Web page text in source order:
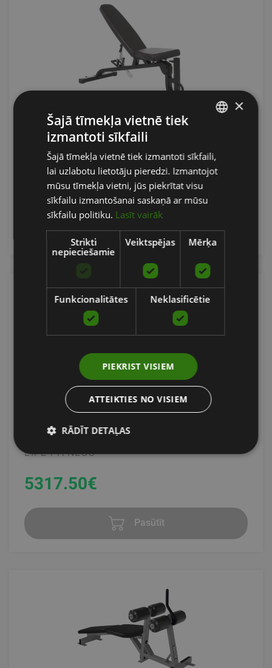
REGULĒJAMS TRENIŅU SOLS FT1
CENTR
353.05€
HAMMER STRENGTH BODY WEIGHT GLUTE/HAM
BENCH - FIXED PAD
LIFE FITNESS
5317.50€
Pasūtīt
ENGLISH
RUSSIAN
×
Šajā tīmekļa vietnē tiek
izmantoti sīkfaili
Šajā tīmekļa vietnē tiek izmantoti sīkfaili,
lai uzlabotu lietotāju pieredzi. Izmantojot
mūsu tīmekļa vietni, jūs piekrītat visu
sīkfailu izmantošanai saskaņā ar mūsu
sīkfailu politiku. Lasīt vairāk
Strikti
nepieciešamie
Veiktspējas Mērķa
Funkcionalitātes Neklasificētie
PIEKRIST VISIEM
ATTEIKTIES NO VISIEM
RĀDĪT DETAĻAS